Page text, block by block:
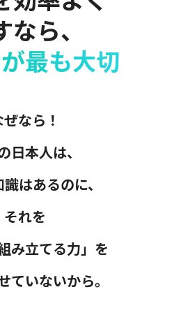
なら、
最も大切
なら！
日本人は、
はあるのに、
それを
み立てる力」を
ていないから。